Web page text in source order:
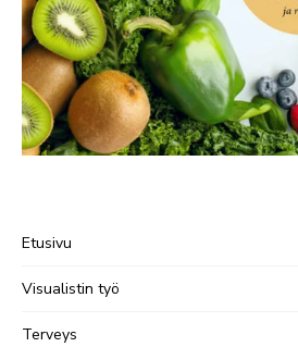
Etusivu
Visualistin työ
Terveys